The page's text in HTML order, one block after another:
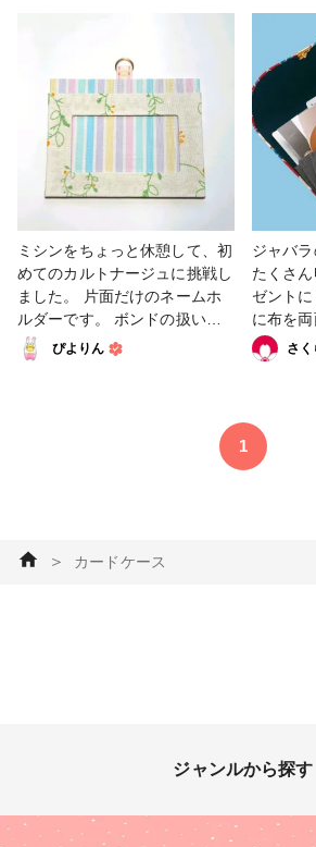
たい物
だった
マりました✨ もっ
ったな😅 #レザークラフト #カ
ードケース #初めての
ラフト #
ミシンをちょっと休憩して、初
めてのカルトナージュに挑戦し
ました。 片面だけのネームホ
ルダーです。 ボンドの扱いに
全然慣れなくて、布から染み出
したりしてしまうのですが、パ
ムホルダー #カードケース #カ
ぴよりん
ジャバラ
たくさ
ゼントに
に布を両
ります。
単に作
さく
1
＞ カードケース
ジャンルから探す